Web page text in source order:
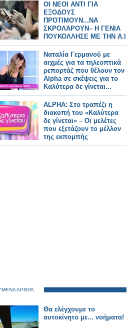
ΟΙ ΝΕΟΙ ΑΝΤΙ ΓΙΑ
ΕΞΟΔΟΥΣ
ΠΡΟΤΙΜΟΥΝ...ΝΑ
ΣΚΡΟΛΑΡΟΥΝ– Η ΓΕΝΙΑ
ΠΟΥΚΟΛΛΗΣΕ ΜΕ ΤΗΝ A.I
ΠΑΡΑ ΣΕ ΑΝΘΡΩΠΟΥΣς
Ναταλία Γερμανού με
αιχμές για τα τηλεοπτικά
ρεπορτάζ που θέλουν τον
Alpha σε σκέψεις για το
Καλύτερα δε γίνεται...
ALPHA: Στο τραπέζι η
διακοπή του «Καλύτερα
δε γίνεται» – Οι μελέτες
που εξετάζουν το μέλλον
της εκπομπής
ΑΡΘΡΑ
Θα ελέγχουμε το
αυτοκίνητο με... νοήματα!